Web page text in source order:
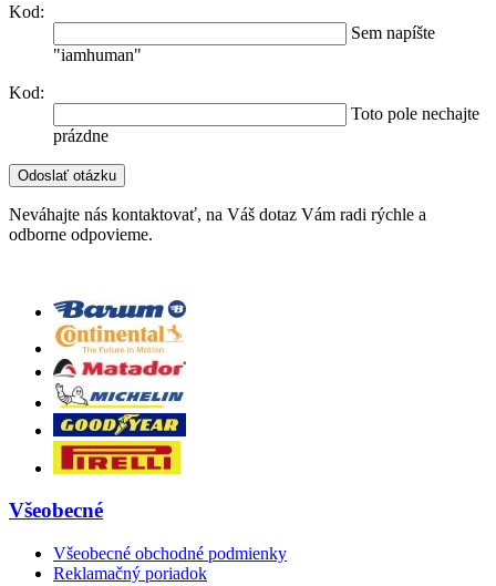
Kod:
Sem napíšte
"iamhuman"
Kod:
Toto pole nechajte
prázdne
Neváhajte nás kontaktovať, na Váš dotaz Vám radi rýchle a
odborne odpovieme.
Všeobecné
Všeobecné obchodné podmienky
Reklamačný poriadok